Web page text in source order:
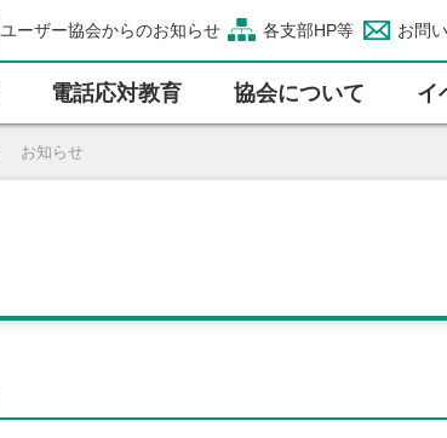
ユーザー協会からのお知らせ 各支部HP等 お問
電話応対教育 協会について イ
お知らせ